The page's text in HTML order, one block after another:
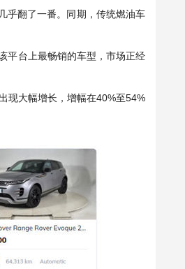
乎翻了一番。同期，传统燃油车
平台上最畅销的车型，市场正经
现大幅增长，增幅在40%至54%